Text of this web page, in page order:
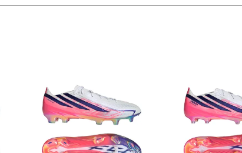
PUMA｜プーマ
ATHLETA｜アスレタ
hummel｜ヒュンメル
LUZeSOMBRA｜ルースイソンブラ
soccer junky｜Claudio Pandiani
マンチェスターシティ
トッテナム・ホットス
レスターシティ
ACミラン